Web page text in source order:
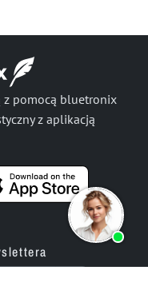
z pomocą bluetronix
z aplikacją